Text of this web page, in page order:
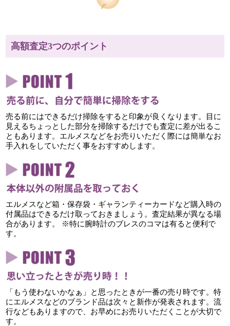
高額査定3つのポイント
売る前にはできるだけ掃除をすると印象が良くなります。目に
見えるちょっとした部分を掃除するだけでも査定に差が出るこ
ともあります。エルメスなどをお売りいただく際には簡単なお
手入れをしていただく事をおすすめします。
エルメスなど箱・保存袋・ギャランティーカードなど購入時の
付属品はできるだけ取っておきましょう。査定結果が異なる場
合があります。 ※特に腕時計のブレスのコマは有ると便利で
す。
「もう使わないかなぁ」と思ったときが一番の売り時です。特
にエルメスなどのブランド品は次々と新作が発表されます。流
行などもありますので、お早めにお売りいただくことが大切で
す。